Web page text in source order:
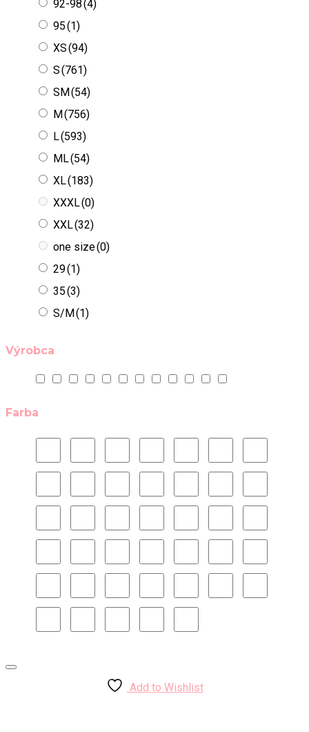
92-98(4)
95(1)
XS(94)
S(761)
SM(54)
M(756)
L(593)
ML(54)
XL(183)
XXXL(0)
XXL(32)
one size(0)
29(1)
35(3)
S/M(1)
Výrobca
Farba
Add to Wishlist